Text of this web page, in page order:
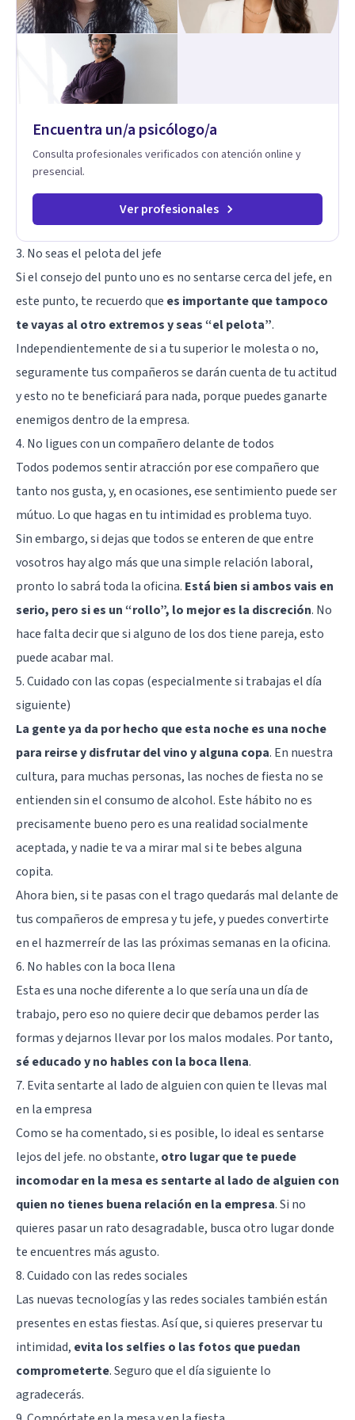
reconstrucción personal. Mi acompañamiento es cercano y
adaptado a tu historia. Crearemos un proceso pensado para
ti, integrando autoconocimiento y herramientas prácticas
para tu vida cotidiana. 🌍 Como mujer migrante, comprendo
desde la experiencia lo que implica empezar de nuevo,
adaptarse y construir un hogar lejos de lo conocido. Las
sesiones son online, individuales o de pareja, y duran 60
contáctame. Estaré encantada de conocerte y acompañarte.
Encuentra un/a psicólogo/a
Consulta profesionales verificados con atención online y
presencial.
Ver profesionales
3. No seas el pelota del jefe
Si el consejo del punto uno es no sentarse cerca del jefe, en
este punto, te recuerdo que es importante que tampoco
te vayas al otro extremos y seas “el pelota”.
Independientemente de si a tu superior le molesta o no,
seguramente tus compañeros se darán cuenta de tu actitud
y esto no te beneficiará para nada, porque puedes ganarte
enemigos dentro de la empresa.
4. No ligues con un compañero delante de todos
Todos podemos sentir atracción por ese compañero que
tanto nos gusta, y, en ocasiones, ese sentimiento puede ser
mútuo. Lo que hagas en tu intimidad es problema tuyo.
Sin embargo, si dejas que todos se enteren de que entre
vosotros hay algo más que una simple relación laboral,
pronto lo sabrá toda la oficina. Está bien si ambos vais en
serio, pero si es un “rollo”, lo mejor es la discreción. No
hace falta decir que si alguno de los dos tiene pareja, esto
puede acabar mal.
5. Cuidado con las copas (especialmente si trabajas el día
siguiente)
La gente ya da por hecho que esta noche es una noche
para reirse y disfrutar del vino y alguna copa. En nuestra
cultura, para muchas personas, las noches de fiesta no se
entienden sin el consumo de alcohol. Este hábito no es
precisamente bueno pero es una realidad socialmente
aceptada, y nadie te va a mirar mal si te bebes alguna
copita.
Ahora bien, si te pasas con el trago quedarás mal delante de
tus compañeros de empresa y tu jefe, y puedes convertirte
en el hazmerreír de las las próximas semanas en la oficina.
6. No hables con la boca llena
Esta es una noche diferente a lo que sería una un día de
trabajo, pero eso no quiere decir que debamos perder las
formas y dejarnos llevar por los malos modales. Por tanto,
sé educado y no hables con la boca llena.
7. Evita sentarte al lado de alguien con quien te llevas mal
en la empresa
Como se ha comentado, si es posible, lo ideal es sentarse
lejos del jefe. no obstante, otro lugar que te puede
incomodar en la mesa es sentarte al lado de alguien con
quien no tienes buena relación en la empresa. Si no
quieres pasar un rato desagradable, busca otro lugar donde
te encuentres más agusto.
8. Cuidado con las redes sociales
Las nuevas tecnologías y las redes sociales también están
presentes en estas fiestas. Así que, si quieres preservar tu
intimidad, evita los selfies o las fotos que puedan
comprometerte. Seguro que el día siguiente lo
agradecerás.